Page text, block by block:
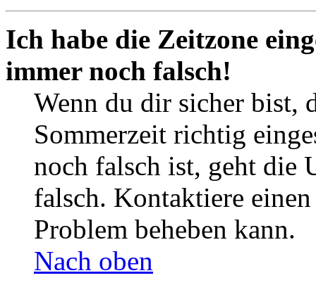
Ich habe die Zeitzone
immer noch falsch!
Wenn du dir sicher bist,
Sommerzeit richtig
noch falsch ist, geht die
falsch. Kontaktiere
Problem beheben kann.
Nach oben